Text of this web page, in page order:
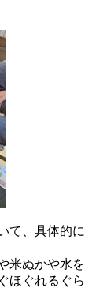
て、具体的に
米ぬかや水を
ほぐれるぐら